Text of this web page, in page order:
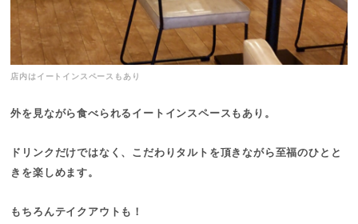
店内はイートインスペースもあり
外を見ながら食べられるイートインスペースもあり。
ドリンクだけではなく、こだわりタルトを頂きながら至福のひとと
きを楽しめます。
もちろんテイクアウトも！